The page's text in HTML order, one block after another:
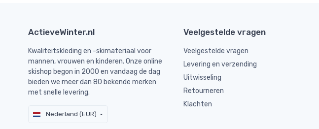
ActieveWinter.nl
Kwaliteitskleding en -skimateriaal voor
mannen, vrouwen en kinderen. Onze online
skishop begon in 2000 en vandaag de dag
bieden we meer dan 80 bekende merken
met snelle levering.
Nederland (EUR)
Veelgestelde vragen
Veelgestelde vragen
Levering en verzending
Uitwisseling
Retourneren
Klachten